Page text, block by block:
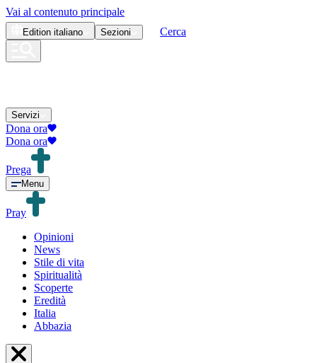
Vai al contenuto principale
Edition italiano Sezioni Cerca
Servizi
Dona ora
Dona ora
Prega
Menu
Pray
Opinioni
News
Stile di vita
Spiritualità
Scoperte
Eredità
Italia
Abbazia